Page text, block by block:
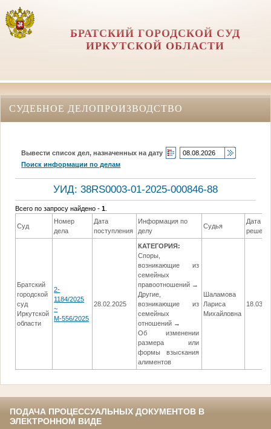
БРАТСКИЙ ГОРОДСКОЙ СУД
ИРКУТСКОЙ ОБЛАСТИ
СУДЕБНОЕ ДЕЛОПРОИЗВОДСТВО
Вывести список дел, назначенных на дату
Поиск информации по делам
УИД: 38RS0003-01-2025-000846-88
Всего по запросу найдено -1
Суд
Номер
дела
Дата
поступления
Информация по
делу
Судья
Дата
Братский
городской
суд
Иркутской
области
2-
1184/2025
~
М-556/2025
28.02.2025
КАТЕГОРИЯ:
Споры,
возникающие из
семейных
правоотношений →
Другие,
возникающие из
семейных
отношений →
Об изменении
размера или
формы взыскания
алиментов
Шаламова
Лариса
Михайловна
ПОДАЧА ПРОЦЕССУАЛЬНЫХ ДОКУМЕНТОВ В
ЭЛЕКТРОННОМ ВИДЕ